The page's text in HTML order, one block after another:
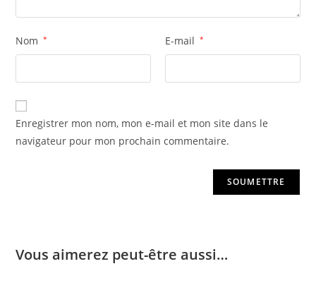
Nom * E-mail *
Enregistrer mon nom, mon e-mail et mon site dans le
navigateur pour mon prochain commentaire.
Vous aimerez peut-être aussi…